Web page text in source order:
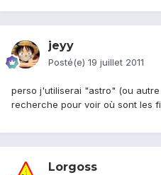
jeyy
Posté(e) 19 juillet 2011
perso j'utiliserai "astro" (ou
recherche pour voir où sont les
Lorgoss